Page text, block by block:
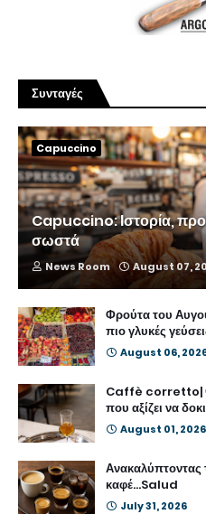
Συνταγές
Capuccino
Capuccino: Ιστορία,
σωστά
News Room August 07,
Φρούτα του
πιο γλυκές
August 06,
Caffè corretto| Ο
που αξίζει να
August 01, 2026
Ανακαλύπτοντας
καφέ...Salud
July 31, 2026